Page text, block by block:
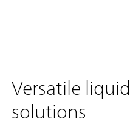
Versatile
solutions